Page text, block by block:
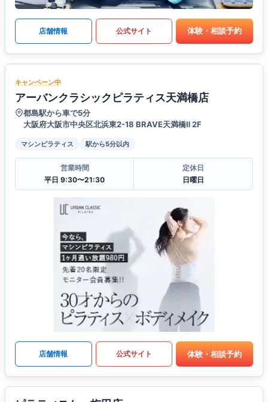
店舗情報 公式サイト 体験・相談予約
キャンペーン中
アーバンクラシックピラティス天満橋店
都島駅から車で5分
大阪府大阪市中央区北浜東2-18 BRAVE天満橋Ⅱ 2F
マシンピラティス 駅から5分以内
営業時間
平日 9:30〜21:30
定休日
日曜日
店舗情報 公式サイト 体験・相談予約